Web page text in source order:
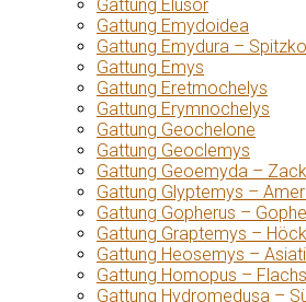
Gattung Elusor
Gattung Emydoidea
Gattung Emydura –
Gattung Emys
Gattung Eretmochelys
Gattung Erymnochelys
Gattung Geochelone
Gattung Geoclemys
Gattung Geoemyda –
Gattung Glyptemys –
Gattung Gopherus –
Gattung Graptemys –
Gattung Heosemys –
Gattung Homopus –
Gattung Hydromedusa –